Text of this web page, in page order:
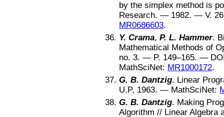
by the simplex method is
Research. — 1982. — V. 26
MR0686603.
Y. Crama, P. L. Hammer.
Mathematical Methods of
no. 3. — P. 149–165. —
MathSciNet: MR1000172.
G. B. Dantzig. Linear
U.P, 1963. — MathSciNet:
G. B. Dantzig. Making
Algorithm // Linear Algebra